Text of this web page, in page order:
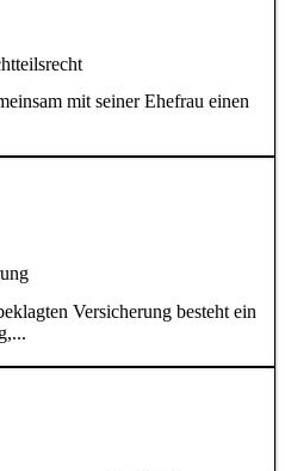
mit seiner Ehefrau einen
Versicherung besteht ein